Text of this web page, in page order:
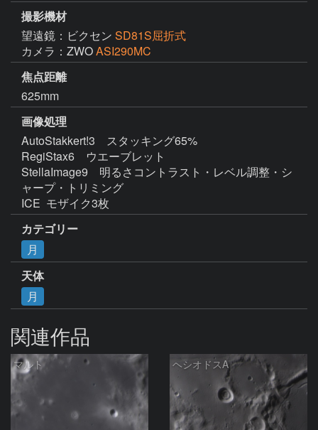
撮影機材
望遠鏡：ビクセン SD81S屈折式
カメラ：ZWOASI290MC
焦点距離
625mm
画像処理
AutoStakkert!3　スタッキング65%
RegiStax6　ウエーブレット
StellaImage9　明るさコントラスト・レベル調整・シ
ャープ・トリミング
ICE  モザイク3枚
カテゴリー
月
天体
月
関連作品
マルト ヘシオドスA